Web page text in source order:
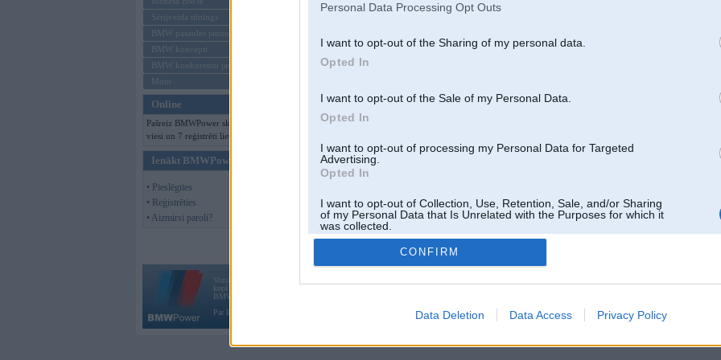
Personal Data Processing Opt Outs
I want to opt-out of the Sharing of my personal data.
Opted In
I want to opt-out of the Sale of my Personal Data.
Opted In
I want to opt-out of processing my Personal Data for Targeted
Advertising.
Opted In
I want to opt-out of Collection, Use, Retention, Sale, and/or Sharing
of my Personal Data that Is Unrelated with the Purposes for which it
was collected.
Opted Out
CONFIRM
Data Deletion Data Access Privacy Policy
Sērijveida tūnings
BMW pasaules jaunumi
BMW koncepti
BMW konkurentu jaunumi
Moto
Online
Pašreiz BMWPower skatās 112
viesi un 7 reģistrēti lietotāji.
Ienākt BMWPower
• Pieslēgties
• Reģistrēties
• Aizmirsi paroli?
Vortāls BMWPower.lv darbojas
kopš 2002. gada 14. maija. Tas nav auto klubs un nav saistīts ar
BMW AG.
Par BMWPower